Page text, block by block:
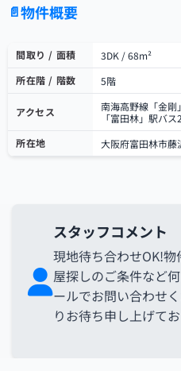
📄物件概要
間取り / 面積 3DK / 68m²
所在階 / 階数
5階
アクセス
南海高野線「金
「富田林」駅バ
所在地
大阪府富田林市
スタッフコメント
現地待ち合わせOK!
屋探しのご条件など
ールでお問い合わせ
りお待ち申し上げてお